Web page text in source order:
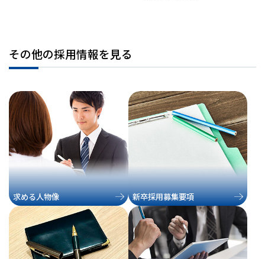
その他の採用情報を見る
求める人物像 新卒採用募集要項